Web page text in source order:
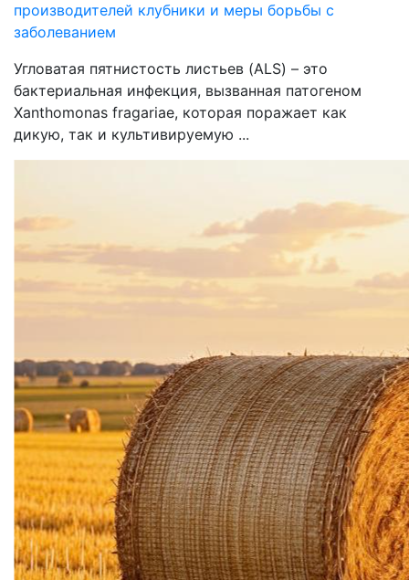
производителей клубники и меры борьбы с
заболеванием
Угловатая пятнистость листьев (ALS) – это
бактериальная инфекция, вызванная патогеном
Xanthomonas fragariae, которая поражает как
дикую, так и культивируемую ...